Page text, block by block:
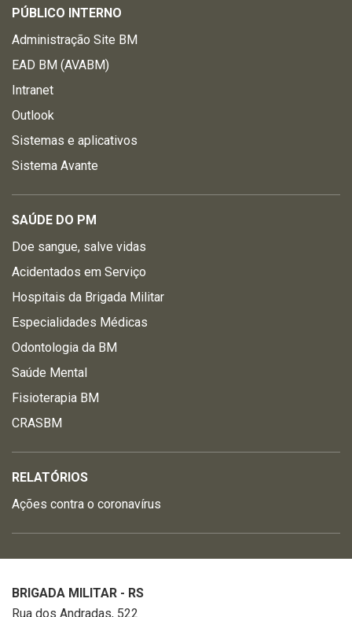
PÚBLICO INTERNO
Administração Site BM
EAD BM (AVABM)
Intranet
Outlook
Sistemas e aplicativos
Sistema Avante
SAÚDE DO PM
Doe sangue, salve vidas
Acidentados em Serviço
Hospitais da Brigada Militar
Especialidades Médicas
Odontologia da BM
Saúde Mental
Fisioterapia BM
CRASBM
RELATÓRIOS
Ações contra o coronavírus
BRIGADA MILITAR - RS
Rua dos Andradas, 522